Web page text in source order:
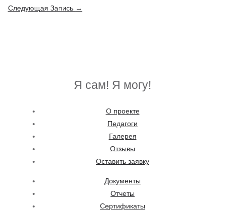
по
Следующая Запись →
Я сам! Я могу!
О проекте
Педагоги
Галерея
Отзывы
Оставить заявку
Документы
Отчеты
Сертификаты